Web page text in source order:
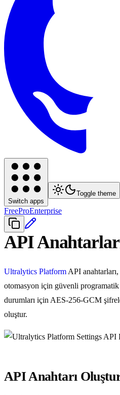
Switch apps
Toggle theme
FreeProEnterprise
API
Ultralytics Platform API
otomasyon için güvenli programatik
durumları için AES-256-GCM
oluştur.
API Anahtarı